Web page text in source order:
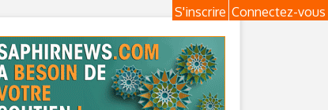
Connectez-vous
S'inscrire